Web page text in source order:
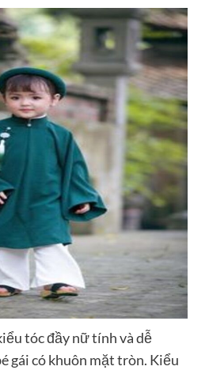
tóc đầy nữ tính và dễ
gái có khuôn mặt tròn. Kiểu